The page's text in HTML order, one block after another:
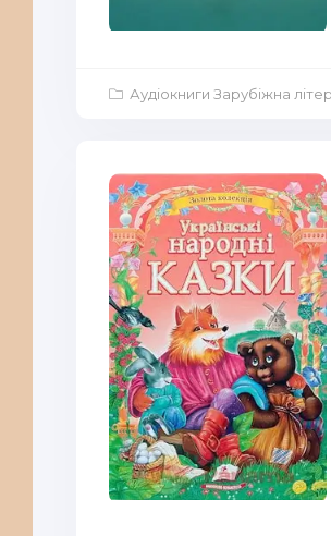
Аудіокниги Зарубіжна